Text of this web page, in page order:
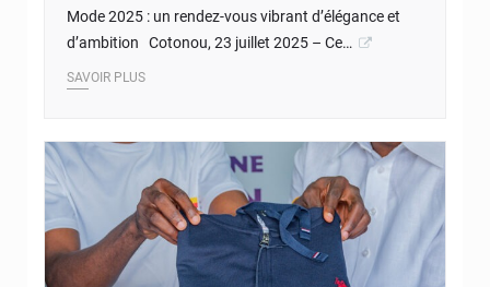
Mode 2025 : un rendez-vous vibrant d’élégance et
d’ambition Cotonou, 23 juillet 2025 – Ce…
SAVOIR PLUS